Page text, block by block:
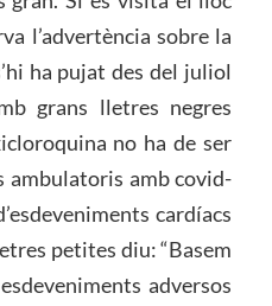
l’advertència sobre la
ha pujat des del juliol
grans lletres negres
no ha de ser
ambulatoris amb covid-
cardíacs
petites diu: “Basem
adversos